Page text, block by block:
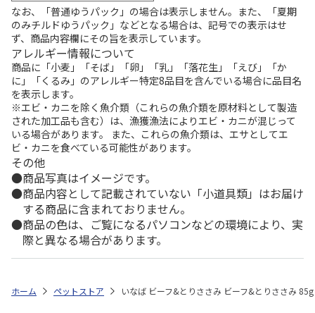
なお、「普通ゆうパック」の場合は表示しません。また、「夏期
のみチルドゆうパック」などとなる場合は、記号での表示はせ
ず、商品内容欄にその旨を表示しています。
アレルギー情報について
商品に「小麦」「そば」「卵」「乳」「落花生」「えび」「か
に」「くるみ」のアレルギー特定8品目を含んでいる場合に品目名
を表示します。
※エビ・カニを除く魚介類（これらの魚介類を原材料として製造
された加工品も含む）は、漁獲漁法によりエビ・カニが混じって
いる場合があります。 また、これらの魚介類は、エサとしてエ
ビ・カニを食べている可能性があります。
その他
商品写真はイメージです。
商品内容として記載されていない「小道具類」はお届け
する商品に含まれておりません。
商品の色は、ご覧になるパソコンなどの環境により、実
際と異なる場合があります。
ホーム ペットストア いなば ビーフ&とりささみ ビーフ&とりささみ 85g